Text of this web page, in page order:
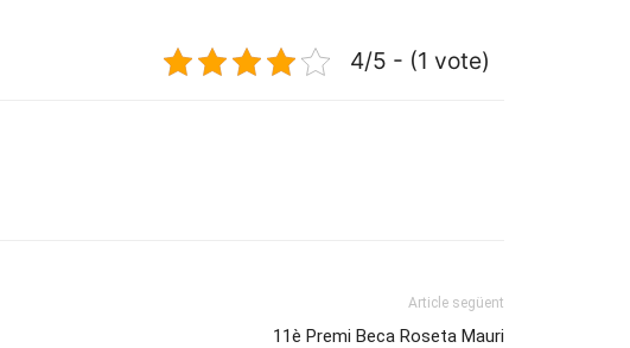
4/5 - (1 vote)
Article següent
11è Premi Beca Roseta Mauri